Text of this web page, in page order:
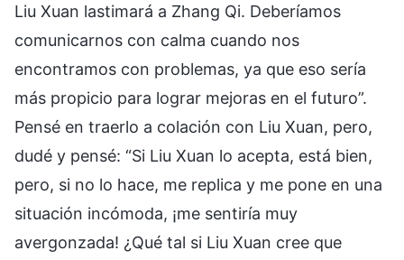
Liu Xuan lastimará a Zhang Qi. Deberíamos
comunicarnos con calma cuando nos
encontramos con problemas, ya que eso sería
más propicio para lograr mejoras en el futuro”.
Pensé en traerlo a colación con Liu Xuan, pero,
dudé y pensé: “Si Liu Xuan lo acepta, está bien,
pero, si no lo hace, me replica y me pone en una
situación incómoda, ¡me sentiría muy
avergonzada! ¿Qué tal si Liu Xuan cree que